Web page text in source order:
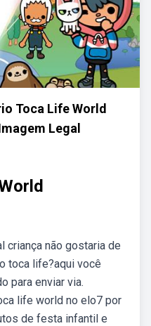
Toca Life World
Legal
criança não gostaria de
toca life?aqui você
para enviar via.
life world no elo7 por
de festa infantil e